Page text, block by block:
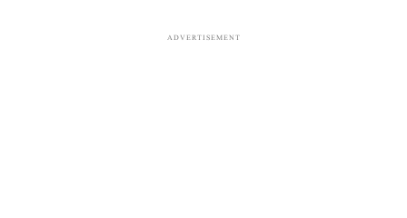
ADVERTISEMENT